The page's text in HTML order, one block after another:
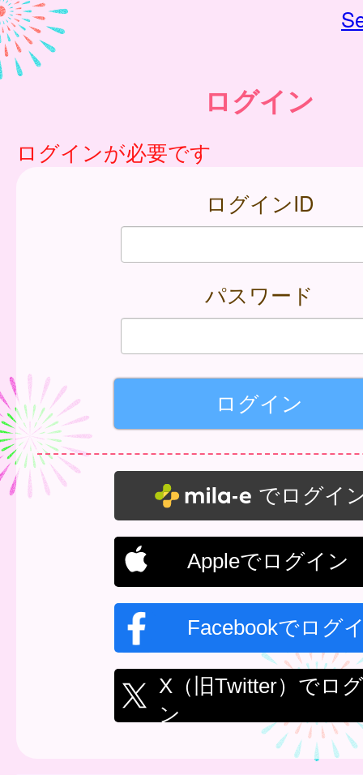
ログイン
ログインが必要です
ログインID
パスワード
でログイ
Appleでログイン
Facebookでログ
X（旧Twitter）でロ
ン